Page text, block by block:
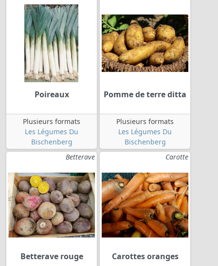
Poireaux
Plusieurs formats
Les Légumes Du
Bischenberg
Pomme de terre ditta
Plusieurs formats
Les Légumes Du
Bischenberg
Betterave
Betterave rouge
Carotte
Carottes oranges